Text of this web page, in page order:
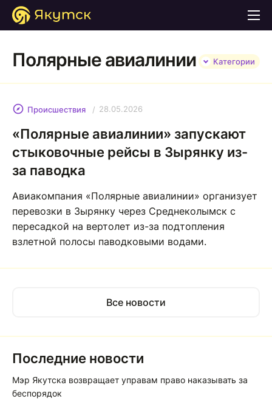
Полярные авиалинии Категории
Происшествия 28.05.2026
«Полярные авиалинии» запускают
стыковочные рейсы в Зырянку из-
за паводка
Авиакомпания «Полярные авиалинии» организует
перевозки в Зырянку через Среднеколымск с
пересадкой на вертолет из-за подтопления
взлетной полосы паводковыми водами.
Все новости
Последние новости
Мэр Якутска возвращает управам право наказывать за
беспорядок